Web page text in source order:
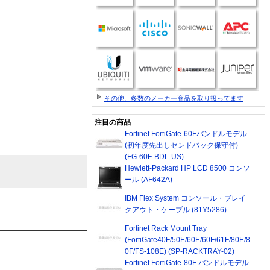
その他、多数のメーカー商品を取り扱ってます
注目の商品
Fortinet FortiGate-60Fバンドルモデル
(初年度先出しセンドバック保守付)
(FG-60F-BDL-US)
Hewlett-Packard HP LCD 8500 コンソ
ール (AF642A)
IBM Flex System コンソール・ブレイ
クアウト・ケーブル (81Y5286)
Fortinet Rack Mount Tray
(FortiGate40F/50E/60E/60F/61F/80E/8
0F/FS-108E) (SP-RACKTRAY-02)
Fortinet FortiGate-80F バンドルモデル